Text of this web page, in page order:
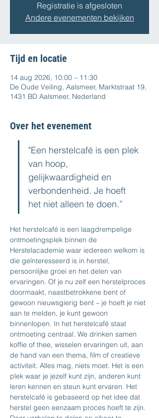
Registratie is afgesloten
Andere evenementen bekijken
Tijd en locatie
14 aug 2026, 10:00 – 11:30
De Oude Veiling, Aalsmeer, Marktstraat 19,
1431 BD Aalsmeer, Nederland
Over het evenement
"Een herstelcafé is een plek
van hoop,
gelijkwaardigheid en
verbondenheid. Je hoeft
het niet alleen te doen.”
Het herstelcafé is een laagdrempelige
ontmoetingsplek binnen de
Herstelacademie waar iedereen welkom is
die geïnteresseerd is in herstel,
persoonlijke groei en het delen van
ervaringen. Of je nu zelf een herstelproces
doormaakt, naastbetrokkene bent of
gewoon nieuwsgierig bent – je hoeft je niet
aan te melden, je kunt gewoon
binnenlopen. In het herstelcafé staat
ontmoeting centraal. We drinken samen
koffie of thee, wisselen ervaringen uit, aan
de hand van een thema, film of creatieve
activiteit. Alles mag, niets moet. Het is een
plek waar je jezelf kunt zijn, anderen kunt
leren kennen en steun kunt ervaren. Het
herstelcafé is gebaseerd op het idee dat
herstel geen eenzaam proces hoeft te zijn.